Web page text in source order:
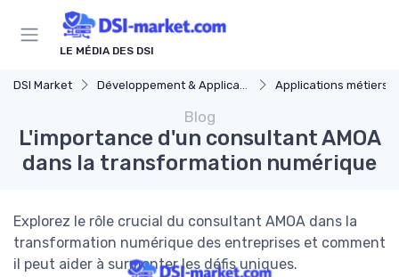
LE MÉDIA DES DSI
DSI Market Développement & Applications Applications métiers
Blog
L'importance d'un consultant AMOA
dans la transformation numérique
Explorez le rôle crucial du consultant AMOA dans la
transformation numérique des entreprises et comment
il peut aider à surmonter les défis uniques.
Panneau de gestion des cookies